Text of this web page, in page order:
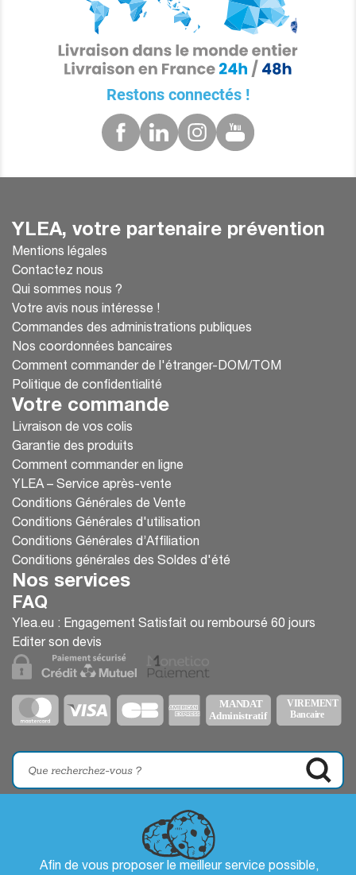
Afin de vous proposer le meilleur service possible,
Restons connectés !
YLEA, votre partenaire prévention
Mentions légales
Contactez nous
Qui sommes nous ?
Votre avis nous intéresse !
Commandes des administrations publiques
Nos coordonnées bancaires
Comment commander de l'étranger-DOM/TOM
Politique de confidentialité
Votre commande
Livraison de vos colis
Garantie des produits
Comment commander en ligne
YLEA – Service après-vente
Conditions Générales de Vente
Conditions Générales d'utilisation
Conditions Générales d’Affiliation
Conditions générales des Soldes d'été
Nos services
FAQ
Ylea.eu : Engagement Satisfait ou remboursé 60 jours
Editer son devis